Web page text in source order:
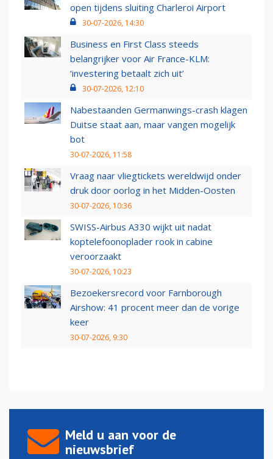
open tijdens sluiting Charleroi Airport
30-07-2026, 14:30
Business en First Class steeds
belangrijker voor Air France-KLM:
‘investering betaalt zich uit’
30-07-2026, 12:10
Nabestaanden Germanwings-crash klagen
Duitse staat aan, maar vangen mogelijk
bot
30-07-2026, 11:58
Vraag naar vliegtickets wereldwijd onder
druk door oorlog in het Midden-Oosten
30-07-2026, 10:36
SWISS-Airbus A330 wijkt uit nadat
koptelefoonoplader rook in cabine
veroorzaakt
30-07-2026, 10:23
Bezoekersrecord voor Farnborough
Airshow: 41 procent meer dan de vorige
keer
30-07-2026, 9:30
Meld u aan voor de
nieuwsbrief